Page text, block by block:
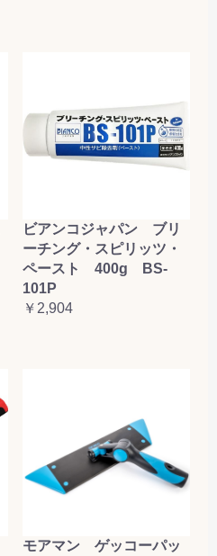
ビアンコジャパン ブリ
ーチング・スピリッツ・
ペースト 400g BS-
101P
￥2,904
モアマン ゲッコーパッ